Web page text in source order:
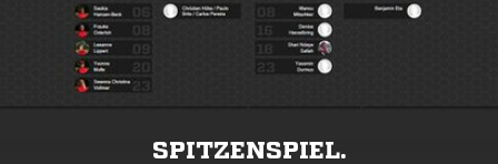
SPITZENSPIEL.